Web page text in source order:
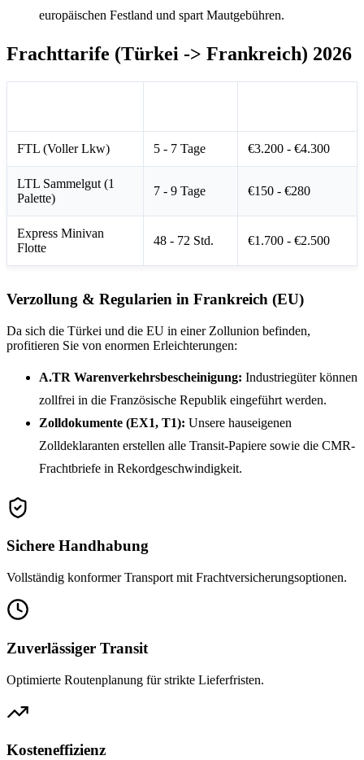
europäischen Festland und spart Mautgebühren.
Frachttarife (Türkei -> Frankreich) 2026
FTL (Voller Lkw) 5 - 7 Tage €3.200 - €4.300
LTL Sammelgut (1
Palette)
7 - 9 Tage €150 - €280
Express Minivan
Flotte
48 - 72 Std. €1.700 - €2.500
Verzollung & Regularien in Frankreich (EU)
Da sich die Türkei und die EU in einer Zollunion befinden,
profitieren Sie von enormen Erleichterungen:
A.TR Warenverkehrsbescheinigung: Industriegüter können
zollfrei in die Französische Republik eingeführt werden.
Zolldokumente (EX1, T1): Unsere hauseigenen
Zolldeklaranten erstellen alle Transit-Papiere sowie die CMR-
Frachtbriefe in Rekordgeschwindigkeit.
Sichere Handhabung
Vollständig konformer Transport mit Frachtversicherungsoptionen.
Zuverlässiger Transit
Optimierte Routenplanung für strikte Lieferfristen.
Kosteneffizienz